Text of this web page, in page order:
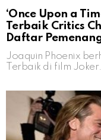
‘Once Upon a
Terbaik Critics
Daftar
Joaquin Phoenix
Terbaik di film Joker.